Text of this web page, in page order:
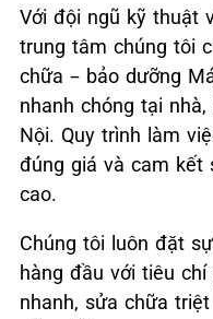
Với đội ngũ kỹ thuật
trung tâm chúng tôi
chữa – bảo dưỡng
nhanh chóng tại
Nội. Quy trình làm
đúng giá và cam kết
cao.
Chúng tôi luôn đặt
hàng đầu với tiêu
nhanh, sửa chữa